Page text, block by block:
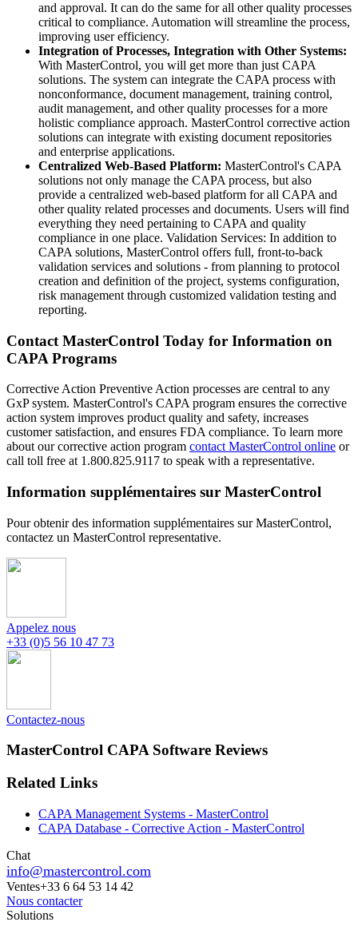
and approval. It can do the same for all other quality processes
critical to compliance. Automation will streamline the process,
improving user efficiency.
Integration of Processes, Integration with Other Systems:
With MasterControl, you will get more than just CAPA
solutions. The system can integrate the CAPA process with
nonconformance, document management, training control,
audit management, and other quality processes for a more
holistic compliance approach. MasterControl corrective action
solutions can integrate with existing document repositories
and enterprise applications.
Centralized Web-Based Platform: MasterControl's CAPA
solutions not only manage the CAPA process, but also
provide a centralized web-based platform for all CAPA and
other quality related processes and documents. Users will find
everything they need pertaining to CAPA and quality
compliance in one place. Validation Services: In addition to
CAPA solutions, MasterControl offers full, front-to-back
validation services and solutions - from planning to protocol
creation and definition of the project, systems configuration,
risk management through customized validation testing and
reporting.
Contact MasterControl Today for Information on
CAPA Programs
Corrective Action Preventive Action processes are central to any
GxP system. MasterControl's CAPA program ensures the corrective
action system improves product quality and safety, increases
customer satisfaction, and ensures FDA compliance. To learn more
about our corrective action program contact MasterControl online or
call toll free at 1.800.825.9117 to speak with a representative.
Information supplémentaires sur MasterControl
Pour obtenir des information supplémentaires sur MasterControl,
contactez un MasterControl representative.
Appelez nous
+33 (0)5 56 10 47 73
Contactez-nous
MasterControl CAPA Software Reviews
Related Links
CAPA Management Systems - MasterControl
CAPA Database - Corrective Action - MasterControl
Chat
info@mastercontrol.com
Ventes+33 6 64 53 14 42
Nous contacter
Solutions